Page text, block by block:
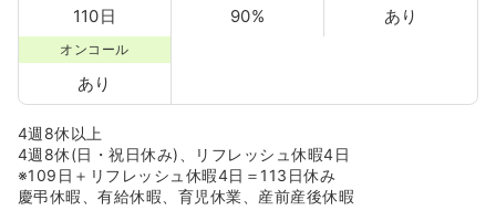
110日 90% あり
オンコール
あり
4週8休以上
4週8休(日・祝日休み)、リフレッシュ休暇4日
※109日＋リフレッシュ休暇4日＝113日休み
慶弔休暇、有給休暇、育児休業、産前産後休暇